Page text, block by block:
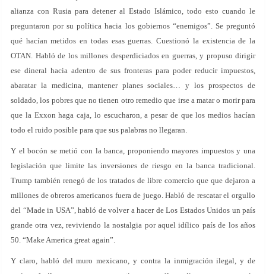
alianza con Rusia para detener al Estado Islámico, todo esto cuando le
preguntaron por su política hacia los gobiernos “enemigos”. Se preguntó
qué hacían metidos en todas esas guerras. Cuestionó la existencia de la
OTAN. Habló de los millones desperdiciados en guerras, y propuso dirigir
ese dineral hacia adentro de sus fronteras para poder reducir impuestos,
abaratar la medicina, mantener planes sociales… y los prospectos de
soldado, los pobres que no tienen otro remedio que irse a matar o morir para
que la Exxon haga caja, lo escucharon, a pesar de que los medios hacían
todo el ruido posible para que sus palabras no llegaran.
Y el bocón se metió con la banca, proponiendo mayores impuestos y una
legislación que limite las inversiones de riesgo en la banca tradicional.
Trump también renegó de los tratados de libre comercio que que dejaron a
millones de obreros americanos fuera de juego. Habló de rescatar el orgullo
del “Made in USA”, habló de volver a hacer de Los Estados Unidos un país
grande otra vez, reviviendo la nostalgia por aquel idílico país de los años
50. “Make America great again”.
Y claro, habló del muro mexicano, y contra la inmigración ilegal, y de